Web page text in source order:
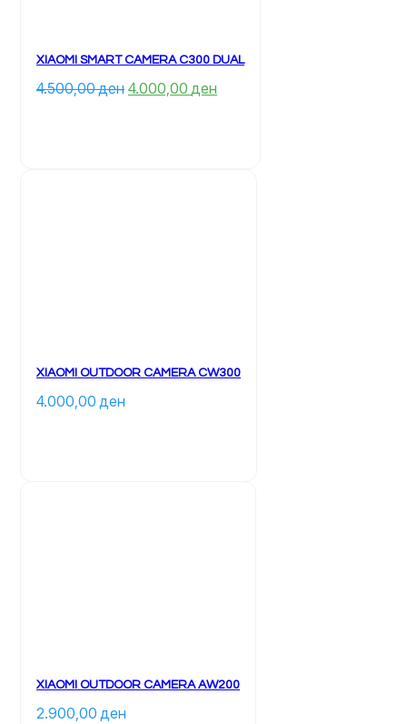
XIAOMI SMART CAMERA C300 DUAL
4.500,00 ден Çmimi
origjinal
4.000,00 ден
i
XIAOMI OUTDOOR CAMERA CW300
4.000,00 ден
XIAOMI OUTDOOR CAMERA AW200
2.900,00 ден